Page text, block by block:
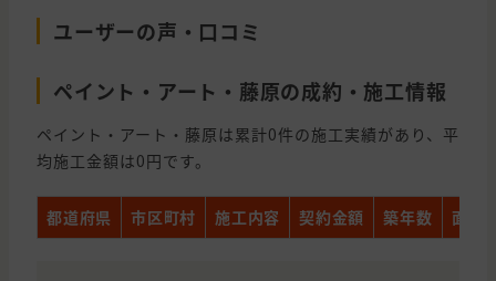
ユーザーの声・口コミ
ペイント・アート・藤原の成約・施工情報
ペイント・アート・藤原は累計0件の施工実績があり、平
均施工金額は0円です。
都道府県 市区町村 施工内容 契約金額 築年数 面積